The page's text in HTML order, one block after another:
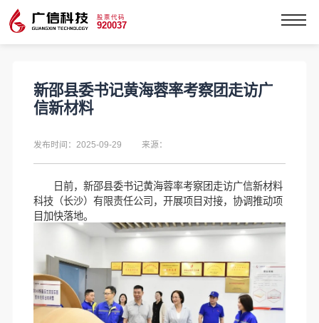
股票代码
920037
新邵县委书记黄海蓉率考察团走访广
信新材料
发布时间：2025-09-29 来源：
日前，新邵县委书记黄海蓉率考察团走访广信新材料
科技（长沙）有限责任公司，开展项目对接，协调推动项
目加快落地。